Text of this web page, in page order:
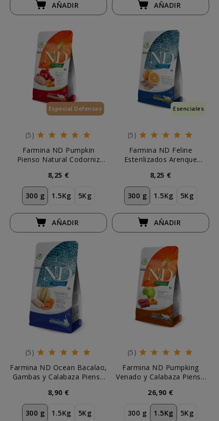
AÑADIR AÑADIR
Especial Defensas
(5)
Farmina ND Pumpkin
Pienso Natural Codorniz
8,25 €
300 g 1.5Kg 5Kg
AÑADIR
Esenciales
(5)
Farmina ND Feline
Esterilizados Arenque
8,25 €
300 g 1.5Kg 5Kg
AÑADIR
(5)
Farmina ND Ocean Bacalao,
Gambas y Calabaza Pienso
8,90 €
300 g 1.5Kg 5Kg
(5)
Farmina ND Pumpking
Venado y Calabaza Pienso
26,90 €
300 g 1.5Kg 5Kg